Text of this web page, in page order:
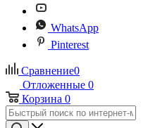
WhatsApp
Pinterest
Сравнение0
Отложенные 0
Корзина 0